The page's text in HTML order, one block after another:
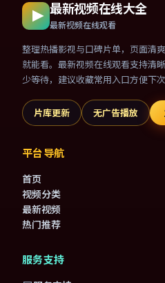
最新视频在线大全
最新视频在线观看
整理热播影视与口碑片单，页面清
就能看。最新视频在线观看支持清
少等待，建议收藏常用入口方便下次
片库更新 无广告播放
平台导航
首页
视频分类
最新视频
热门推荐
服务支持